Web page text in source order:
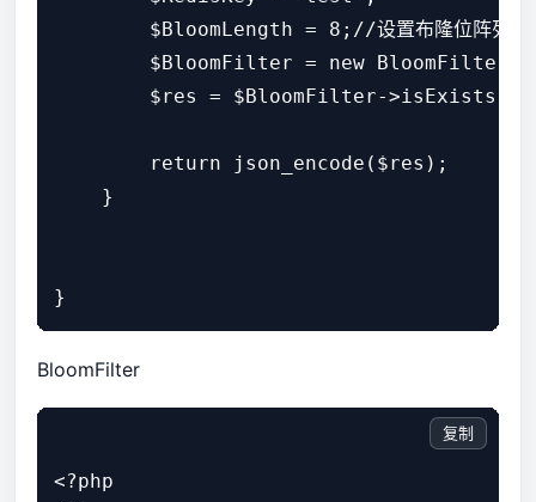
$BloomLength = 8;//设置布隆位阵列的
$BloomFilter = new
$res = $BloomFilter-
        return json_encode($res);
    }
BloomFilter
<?php
复制